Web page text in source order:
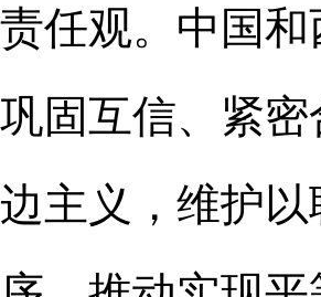
责任观。中国
巩固互信、紧
边主义，维护